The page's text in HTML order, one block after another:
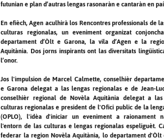
futunian e plan d’autras lengas rasonaràn e cantaràn en
En efièch, Agen aculhirà los Rencontres professionals de
culturas regionalas, un eveniment organizat
departament d’Òlt e Garona, la vila d’Agen e la
Aquitània. Dos jorns inspirants ont las diversitats
l’onor.
Jos l'impulsion de Marcel Calmette, conselhièr
e Garona delegat a las lengas regionalas e de Jean-
conselhièr regional de Novèla Aquitània delegat a
culturas regionalas e president de l'Ofici public de la
(OPLO), l'idèa d'iniciar un eveniment a raionament
l'entorn de las culturas e lengas regionalas espeliguèt.
federar la region Novèla Aquitània, lo departament d'Òlt